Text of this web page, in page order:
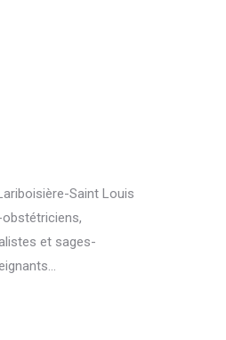
Saint Louis
obstétriciens,
et sages-